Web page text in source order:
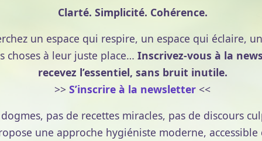
fabrication différencie le thé vert du thé noir. Le thé
car il est non fermenté. Le principe de production est
le processus naturel de fermentation de la plante.
chaleur aussitôt le flétrissage terminé. Selon le type de
ou à la main. Les feuilles manuellement roulées,
milliers d'années, sont souvent des oeuvres d'art.
du soleil (dessiccation) ou alors placées sur des
permet de trier les feuilles selon leur taille ou grade.
Clarté. Simplicité. Cohérence.
un espace qui respire, un espace qui éclaire,
choses à leur juste place… Inscrivez-vous à la
recevez l’essentiel, sans bruit inutile.
>> S’inscrire à la newsletter <<
pas de recettes miracles, pas de discours
une approche hygiéniste moderne, accessible